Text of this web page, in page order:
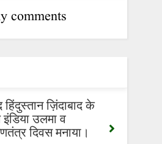
comments
हिंदुस्तान ज़िंदाबाद के
उलमा व
दिवस मनाया।